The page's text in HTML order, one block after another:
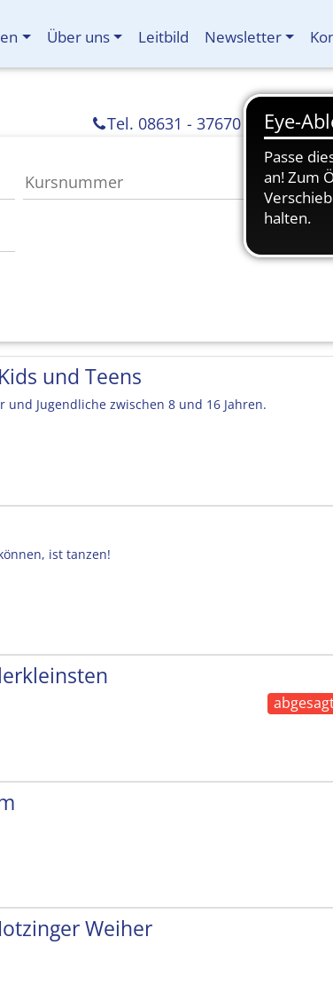
Über uns Leitbild Newsletter
Tel. 08631 - 37670
und Teens
Jugendliche zwischen 8 und 16 Jahren.
ist tanzen!
Weiher